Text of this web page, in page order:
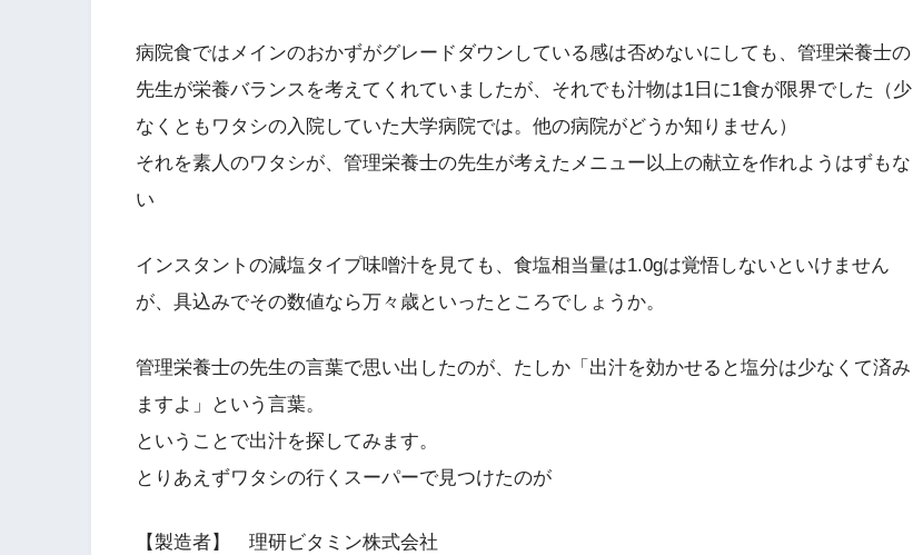
病院食ではメインのおかずがグレードダウンしている感は否めないにしても、管理栄養士の
先生が栄養バランスを考えてくれていましたが、それでも汁物は1日に1食が限界でした（少
なくともワタシの入院していた大学病院では。他の病院がどうか知りません）
それを素人のワタシが、管理栄養士の先生が考えたメニュー以上の献立を作れようはずもな
い
インスタントの減塩タイプ味噌汁を見ても、食塩相当量は1.0gは覚悟しないといけません
が、具込みでその数値なら万々歳といったところでしょうか。
管理栄養士の先生の言葉で思い出したのが、たしか「出汁を効かせると塩分は少なくて済み
ますよ」という言葉。
ということで出汁を探してみます。
とりあえずワタシの行くスーパーで見つけたのが
【製造者】 理研ビタミン株式会社